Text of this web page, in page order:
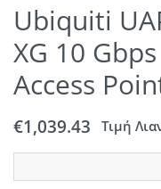
Ubiquiti
XG 10
Access
€1,039.43 Τιμή